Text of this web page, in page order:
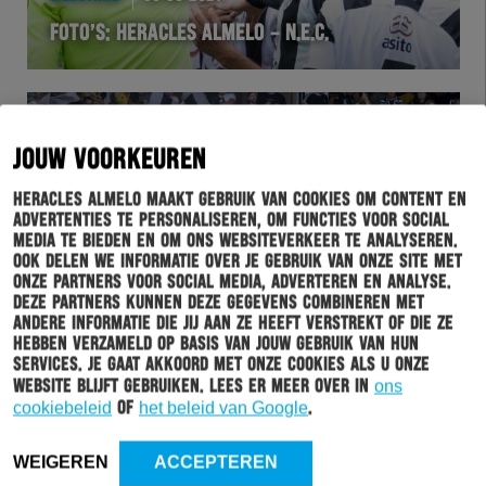
JOUW VOORKEUREN
Heracles Almelo maakt gebruik van cookies om content en
advertenties te personaliseren, om functies voor social
media te bieden en om ons websiteverkeer te analyseren.
Ook delen we informatie over je gebruik van onze site met
onze partners voor social media, adverteren en analyse.
Deze partners kunnen deze gegevens combineren met
andere informatie die jij aan ze heeft verstrekt of die ze
hebben verzameld op basis van jouw gebruik van hun
services. Je gaat akkoord met onze cookies als u onze
website blijft gebruiken. Lees er meer over in ons
cookiebeleid of het beleid van Google.
WEIGEREN ACCEPTEREN
FOTO’S: HERACLES ALMELO – N.E.C.
HERACLES 30-08-2021
KOM DINSDAG 7 SEPTEMBER NAAR DE
SUPPORTERSAVOND